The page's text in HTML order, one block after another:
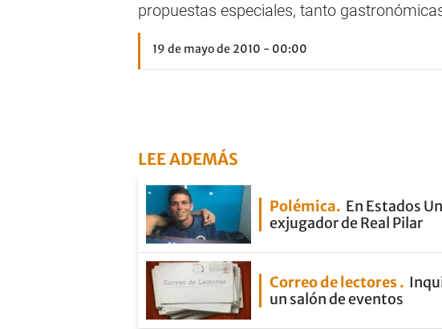
propuestas especiales, tanto
19 de mayo de 2010 - 00:00
LEE ADEMÁS
Polémica
En Estados
exjugador de Real Pilar
Correo de lectores
un salón de eventos